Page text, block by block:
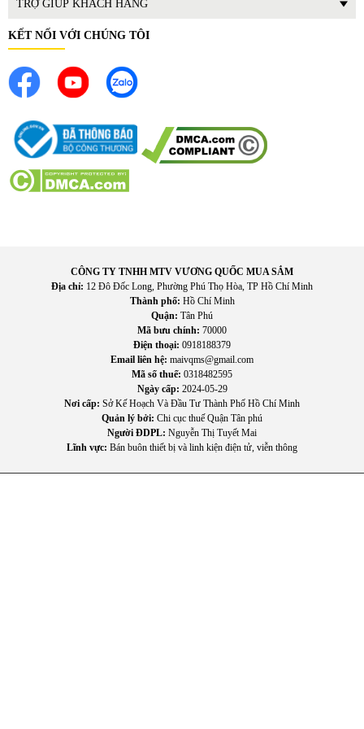
III. Lợi ích thực tế khi sử dụngTivi Hisense 43 inch
Xem phim và chương trình truyền hình chất lượng: Với màn
TRỢ GIÚP KHÁCH HÀNG
KẾT NỐI VỚI CHÚNG TÔI
CÔNG TY TNHH MTV VƯƠNG QUỐC MUA SẮM
Địa chỉ: 12 Đô Đốc Long, Phường Phú Thọ Hòa, TP Hồ Chí Minh
Thành phố: Hồ Chí Minh
Quận: Tân Phú
Mã bưu chính: 70000
Điện thoại: 0918188379
Email liên hệ: maivqms@gmail.com
Mã số thuế: 0318482595
Ngày cấp: 2024-05-29
Nơi cấp: Sở Kế Hoạch Và Đầu Tư Thành Phố Hồ Chí Minh
Quản lý bởi: Chi cục thuế Quận Tân phú
Người ĐDPL: Nguyễn Thị Tuyết Mai
Lĩnh vực: Bán buôn thiết bị và linh kiện điện tử, viễn thông